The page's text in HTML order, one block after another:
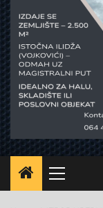
Primary
Menu